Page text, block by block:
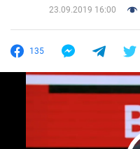
23.09.2019 16:00
135